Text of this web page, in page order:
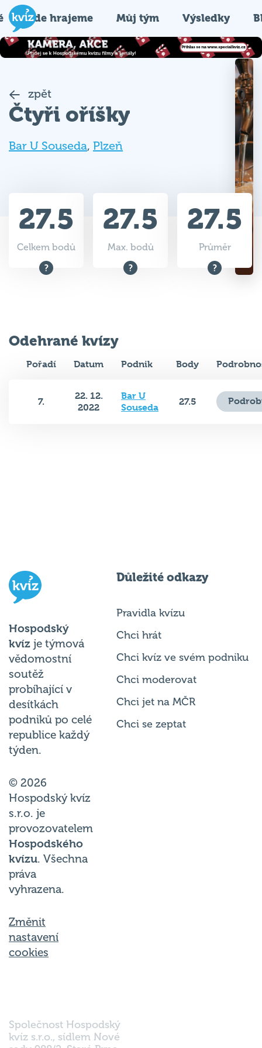
Kde hrajeme Můj tým Výsledky
zpět
Čtyři oříšky
Bar U Souseda, Plzeň
27.5
Celkem bodů
27.5
Max. bodů
27.5
Průměr
Odehrané kvízy
Pořadí Datum Podnik Body
7.
22. 12.
2022
Bar U
Souseda
27.5
Hospodský
kvíz je týmová
vědomostní
soutěž
probíhající v
desítkách
podniků po celé
republice každý
týden.
© 2026
Hospodský kvíz
s.r.o. je
provozovatelem
Hospodského
kvízu. Všechna
práva
vyhrazena.
Změnit
nastavení
cookies
Důležité odkazy
Pravidla kvízu
Chci hrát
Chci kvíz ve svém podniku
Chci moderovat
Chci jet na MČR
Chci se zeptat
Společnost Hospodský
kvíz s.r.o., sídlem Nové